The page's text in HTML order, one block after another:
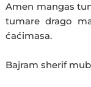
Amen mangas
tumare drago
ćaćimasa.
Bajram sherif